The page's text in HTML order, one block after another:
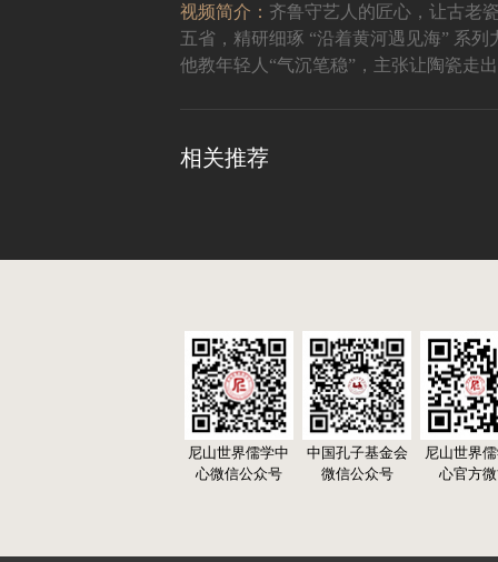
视频简介： 齐鲁守艺人的匠心，让古老
五省，精研细琢 “沿着黄河遇见海” 系
他教年轻人“气沉笔稳”，主张让陶瓷走
相关推荐
尼山世界儒学中
心微信公众号
中国孔子基金会
微信公众号
尼山世界
心官方